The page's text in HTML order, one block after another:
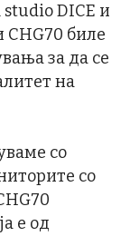
studio DICE и
CHG70 биле
за да се
на
со
со
е од